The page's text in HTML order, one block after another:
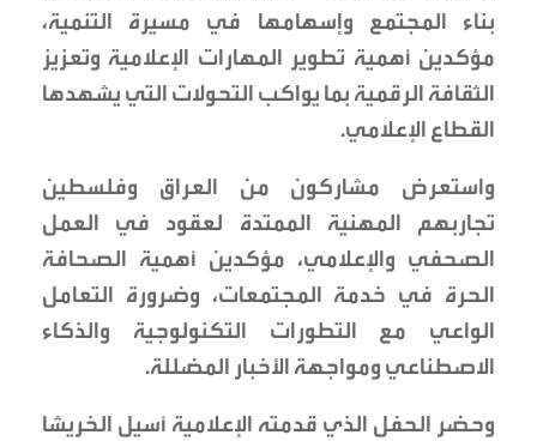
بناء المجتمع وإسهامها في مسيرة التنمية،
مؤكدين أهمية تطوير المهارات الإعلامية وتعزيز
الثقافة الرقمية بما يواكب التحولات التي يشهدها
القطاع الإعلامي.
واستعرض مشاركون من العراق وفلسطين
تجاربهم المهنية الممتدة لعقود في العمل
الصحفي والإعلامي، مؤكدين أهمية الصحافة
الحرة في خدمة المجتمعات، وضرورة التعامل
الواعي مع التطورات التكنولوجية والذكاء
الاصطناعي ومواجهة الأخبار المضللة.
وحضر الحفل الذي قدمته الإعلامية أسيل الخريشا